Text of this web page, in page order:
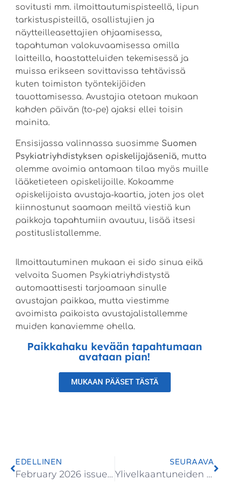
sovitusti mm. ilmoittautumispisteellä, lipun
tarkistuspisteillä, osallistujien ja
näytteilleasettajien ohjaamisessa,
tapahtuman valokuvaamisessa omilla
laitteilla, haastatteluiden tekemisessä ja
muissa erikseen sovittavissa tehtävissä
kuten toimiston työntekijöiden
tauottamisessa. Avustajia otetaan mukaan
kahden päivän (to-pe) ajaksi ellei toisin
mainita.
Ensisijassa valinnassa suosimme Suomen
Psykiatriyhdistyksen opiskelijajäseniä, mutta
olemme avoimia antamaan tilaa myös muille
lääketieteen opiskelijoille. Kokoamme
opiskelijoista avustaja-kaartia, joten jos olet
kiinnostunut saamaan meiltä viestiä kun
paikkoja tapahtumiin avautuu, lisää itsesi
postituslistallemme.
Ilmoittautuminen mukaan ei sido sinua eikä
velvoita Suomen Psykiatriyhdistystä
automaattisesti tarjoamaan sinulle
avustajan paikkaa, mutta viestimme
avoimista paikoista avustajalistallemme
muiden kanaviemme ohella.
Paikkahaku kevään tapahtumaan
avataan pian!
MUKAAN PÄÄSET TÄSTÄ
EDELLINEN
February 2026 issue of World Psychiatry
SEURAAVA
Ylivelkaantuneiden mielenterveyden ja vanhemmuuden tukeminen (2022–2025) -hankkeen loppuraportti